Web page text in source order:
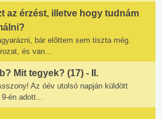
az érzést, illetve hogy tudnám
bár előttem sem tiszta még.
és van...
Mit tegyek? (17) - II.
Az óév utolsó napján küldött
én adott...